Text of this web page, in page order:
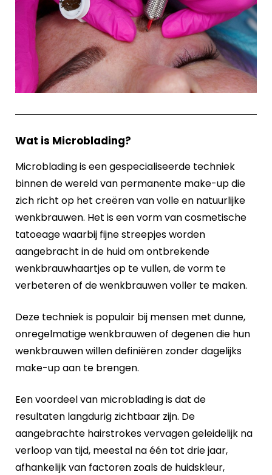
Wat is Microblading?
Microblading is een gespecialiseerde techniek
binnen de wereld van permanente make-up die
zich richt op het creëren van volle en natuurlijke
wenkbrauwen. Het is een vorm van cosmetische
tatoeage waarbij fijne streepjes worden
aangebracht in de huid om ontbrekende
wenkbrauwhaartjes op te vullen, de vorm te
verbeteren of de wenkbrauwen voller te maken.
Deze techniek is populair bij mensen met dunne,
onregelmatige wenkbrauwen of degenen die hun
wenkbrauwen willen definiëren zonder dagelijks
make-up aan te brengen.
Een voordeel van microblading is dat de
resultaten langdurig zichtbaar zijn. De
aangebrachte hairstrokes vervagen geleidelijk na
verloop van tijd, meestal na één tot drie jaar,
afhankelijk van factoren zoals de huidskleur,